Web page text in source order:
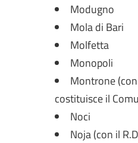
Modugno
Mola di Bari
Molfetta
Monopoli
Montrone
costituisce il
Noci
Noja (con il